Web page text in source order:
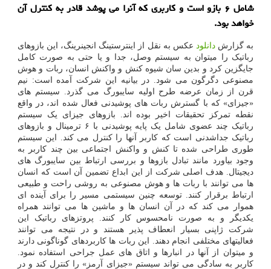
شامل ۶ بازو است و کاربری که آنرا می پوشد قادر به کنترل آن
خواهد بود.
به گزارشدانلود عکس به نقل از اینترستینگ انجینرینگ، این بازوهای
رباتیک را میتوان به سیستم وصل، جدا و یا حتی به صورت کامل
جایگزین کرد و بدین سان شیوه کنش و واکنش انسان، ربات و هوش
مصنوعی دگرگون می شود. در بیانیه این شرکت آمده است: نیم
قرن از زمان عرضه طرح اولیه سایبورگ می گذرد. سیستم های
«جیزای» که با گسترش ربات های پوشیدنی فعال شده اند، در واقع
نقطه تمرکز تحقیقات اخیر بوده اند. بازوهای جیزای یک سیستم
رباتیک چند عضوی شامل یک پایه پوشیدنی با ۶ ترمینال و بازوهای
رباتیک جداشدنی است که کاربر آنها را کنترل می کند. این سیستم
طوری طراحی شده تا کنش و واکنش اجتماعی بین چند کاربر به
وجود بیاورد مانند تبادل بازوها و بررسی ارتباط بین سایبورگ های
دیجیتال. هدف اصلی شرکت از این ابداع تضمین آن است که انسان
ها می توانند با ربات ها و هوش مصنوعی به روشی راحت و طبیعی
ارتباط برقرار کنند. توسعه چنین سیستمی مسیر را برای آینده ای
هموار می کند که در آن انسان ها و ماشین ها می توانند همراه
یکدیگر و به صورت نامحسوس کار کنند. پروتزهای رباتیک این
شرکت ژاپنی بسیار انعطاف پذیر هستند و در نتیجه می توانند
فعالیتهای مختلفی انجام دهند. این ربات ها کاربردهای گوناگونی دارند
و میتوان از آنها در انبارها و اتاق های عمل جراحی استفاده نمود.
کاربر به سادگی می تواند سیستم «جیزای آرمز» را کنترل کند و در